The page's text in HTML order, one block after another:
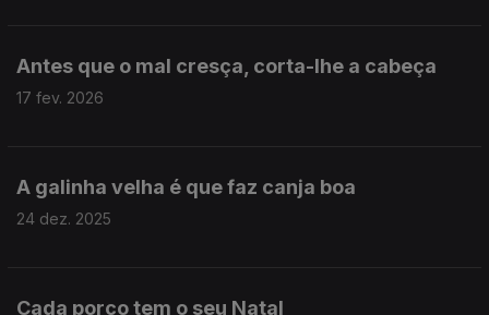
Antes que o mal cresça, corta-lhe a cabeça
17 fev. 2026
A galinha velha é que faz canja boa
24 dez. 2025
Cada porco tem o seu Natal